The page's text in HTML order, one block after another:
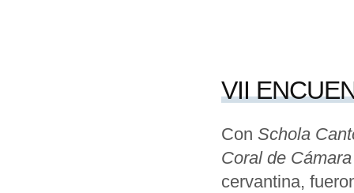
VII
Con Schola
Coral de
cervantina,